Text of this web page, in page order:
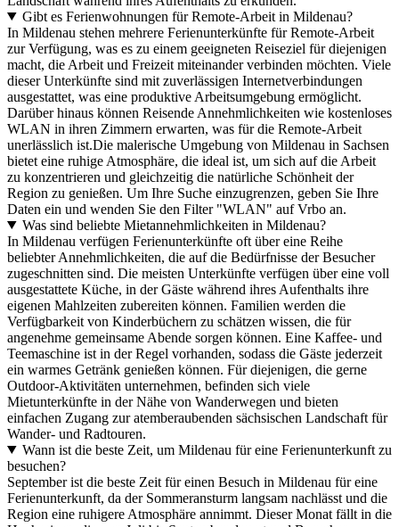
Gibt es Ferienwohnungen für Remote-Arbeit in Mildenau?
In Mildenau stehen mehrere Ferienunterkünfte für Remote-Arbeit
zur Verfügung, was es zu einem geeigneten Reiseziel für diejenigen
macht, die Arbeit und Freizeit miteinander verbinden möchten. Viele
dieser Unterkünfte sind mit zuverlässigen Internetverbindungen
ausgestattet, was eine produktive Arbeitsumgebung ermöglicht.
Darüber hinaus können Reisende Annehmlichkeiten wie kostenloses
WLAN in ihren Zimmern erwarten, was für die Remote-Arbeit
unerlässlich ist.Die malerische Umgebung von Mildenau in Sachsen
bietet eine ruhige Atmosphäre, die ideal ist, um sich auf die Arbeit
zu konzentrieren und gleichzeitig die natürliche Schönheit der
Region zu genießen. Um Ihre Suche einzugrenzen, geben Sie Ihre
Daten ein und wenden Sie den Filter "WLAN" auf Vrbo an.
Was sind beliebte Mietannehmlichkeiten in Mildenau?
In Mildenau verfügen Ferienunterkünfte oft über eine Reihe
beliebter Annehmlichkeiten, die auf die Bedürfnisse der Besucher
zugeschnitten sind. Die meisten Unterkünfte verfügen über eine voll
ausgestattete Küche, in der Gäste während ihres Aufenthalts ihre
eigenen Mahlzeiten zubereiten können. Familien werden die
Verfügbarkeit von Kinderbüchern zu schätzen wissen, die für
angenehme gemeinsame Abende sorgen können. Eine Kaffee- und
Teemaschine ist in der Regel vorhanden, sodass die Gäste jederzeit
ein warmes Getränk genießen können. Für diejenigen, die gerne
Outdoor-Aktivitäten unternehmen, befinden sich viele
Mietunterkünfte in der Nähe von Wanderwegen und bieten
einfachen Zugang zur atemberaubenden sächsischen Landschaft für
Wander- und Radtouren.
Wann ist die beste Zeit, um Mildenau für eine Ferienunterkunft zu
besuchen?
September ist die beste Zeit für einen Besuch in Mildenau für eine
Ferienunterkunft, da der Sommeransturm langsam nachlässt und die
Region eine ruhigere Atmosphäre annimmt. Dieser Monat fällt in die